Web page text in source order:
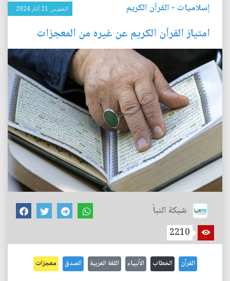
إسلاميات - القرآن الكريم الخميس 21 آذار 2024
امتياز القرآن الكريم عن غيره من المعجزات
شبكة النبأ
2210
القرآن الخطاب الأنبياء اللغة العربية الصدق معجزات